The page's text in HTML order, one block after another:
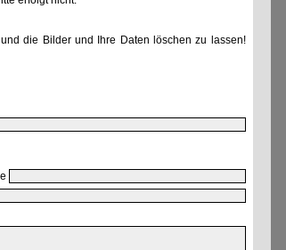
die Bilder und Ihre Daten löschen zu lassen!